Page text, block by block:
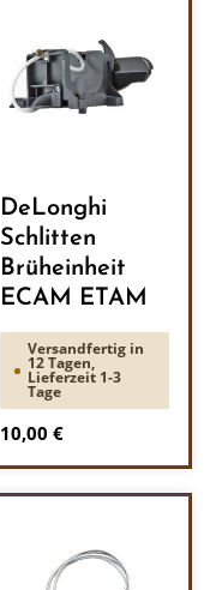
DeLonghi
Schlitten
Brüheinheit
ECAM ETAM
Versandfertig in
12 Tagen,
Lieferzeit 1-3
Tage
Regulärer Preis:
10,00 €